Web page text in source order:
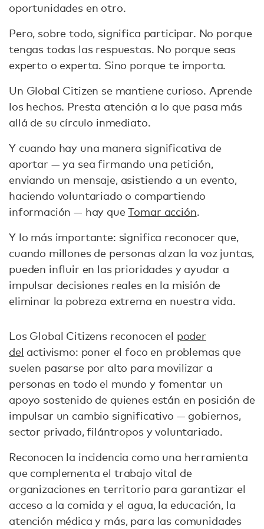
oportunidades en otro.
Pero, sobre todo, significa participar. No porque
tengas todas las respuestas. No porque seas
experto o experta. Sino porque te importa.
Un Global Citizen se mantiene curioso. Aprende
los hechos. Presta atención a lo que pasa más
allá de su círculo inmediato.
Y cuando hay una manera significativa de
aportar — ya sea firmando una petición,
enviando un mensaje, asistiendo a un evento,
haciendo voluntariado o compartiendo
información — hay queTomar acción.
Y lo más importante: significa reconocer que,
cuando millones de personas alzan la voz juntas,
pueden influir en las prioridades y ayudar a
impulsar decisiones reales en la misión de
eliminar la pobreza extrema en nuestra vida.
Los Global Citizens reconocen el poder
del activismo: poner el foco en problemas que
suelen pasarse por alto para movilizar a
personas en todo el mundo y fomentar un
apoyo sostenido de quienes están en posición de
impulsar un cambio significativo — gobiernos,
sector privado, filántropos y voluntariado.
Reconocen la incidencia como una herramienta
que complementa el trabajo vital de
organizaciones en territorio para garantizar el
acceso a la comida y el agua, la educación, la
atención médica y más, para las comunidades